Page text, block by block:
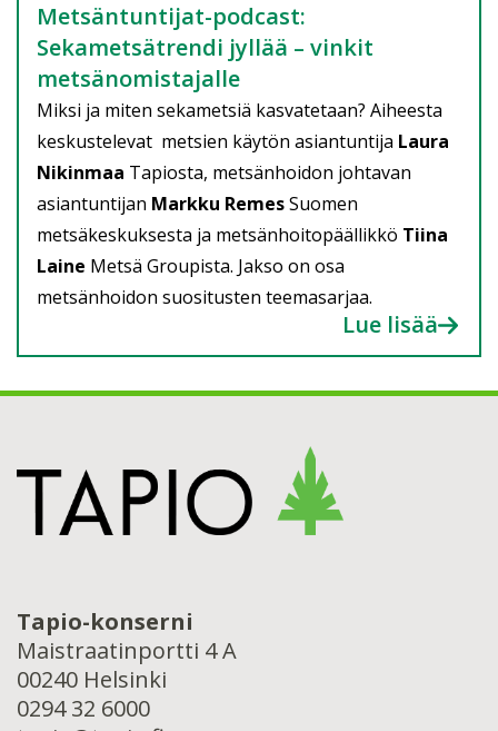
Metsäntuntijat-podcast:
Sekametsätrendi jyllää – vinkit
metsänomistajalle
Miksi ja miten sekametsiä kasvatetaan? Aiheesta
keskustelevat metsien käytön asiantuntija Laura
Nikinmaa Tapiosta, metsänhoidon johtavan
asiantuntijan Markku RemesSuomen
metsäkeskuksesta ja metsänhoitopäällikkö Tiina
Laine Metsä Groupista. Jakso on osa
metsänhoidon suositusten teemasarjaa.
Lue lisää
Tapio-konserni
Maistraatinportti 4 A
00240 Helsinki
0294 32 6000